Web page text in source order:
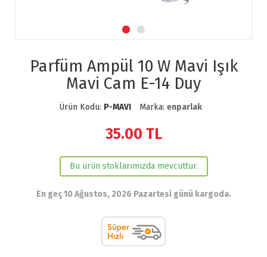
Parfüm Ampül 10 W Mavi Işık
Mavi Cam E-14 Duy
Ürün Kodu: P-MAVI Marka: enparlak
35.00 TL
Bu ürün stoklarımızda mevcuttur.
En geç 10 Ağustos, 2026 Pazartesi günü kargoda.